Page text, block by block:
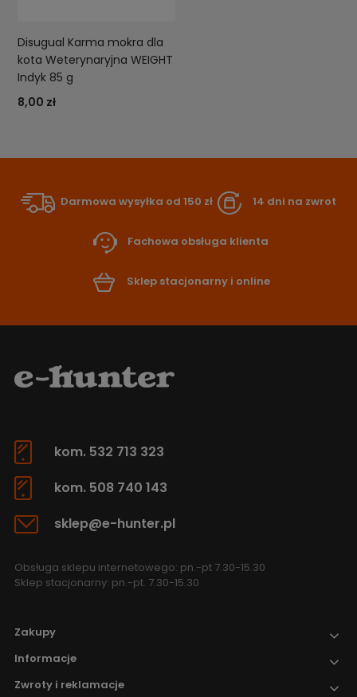
Disugual Karma mokra dla
kota Weterynaryjna WEIGHT
Indyk 85 g
8,00 zł
Darmowa wysyłka od 150 zł 14 dni na zwrot
Fachowa obsługa klienta
Sklep stacjonarny i online
kom. 532 713 323
kom. 508 740 143
sklep@e-hunter.pl
Obsługa sklepu internetowego: pn.-pt 7.30-15.30
Sklep stacjonarny: pn.-pt. 7.30-15.30
Zakupy
Informacje
Zwroty i reklamacje